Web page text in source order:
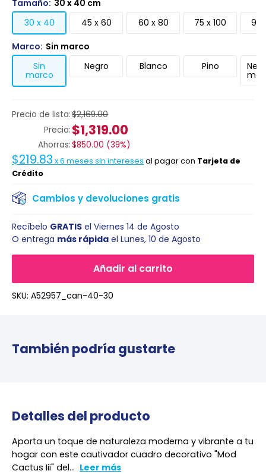
Precio de lista:$2,169.00
Precio: $1,319.00
Ahorras:$850.00 (39%)
$219.83 x6 meses sin intereses al pagar con Tarjeta de
Crédito
Cambios y devoluciones gratis
Tamaño: 30 x 40 cm
30 x 40
45 x 60 60 x 80 75 x 100
90
Marco: Sin marco
Sin
marco
Negro Blanco Pino
Añadir al carrito
Recíbelo GRATIS el Viernes 14 de Agosto
O entrega más rápida el Lunes, 10 de Agosto
SKU: A52957_can-40-30
También podría gustarte
Detalles del producto
Aporta un toque de naturaleza moderna y vibrante a tu
hogar con este cautivador cuadro decorativo "Mod
Cactus Iii" del... Leer más